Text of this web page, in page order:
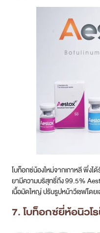
โบท็อกซ์น้องใหม่จากเกาหลี พึ่งไ
ยามีความบริสุทธิ์ถึง 99.5%
เนื้อมัดใหญ่ ปรับรูปหน้าวีเชฟโดย
7. โบท็อกซ์ยี่ห้อนิวโ